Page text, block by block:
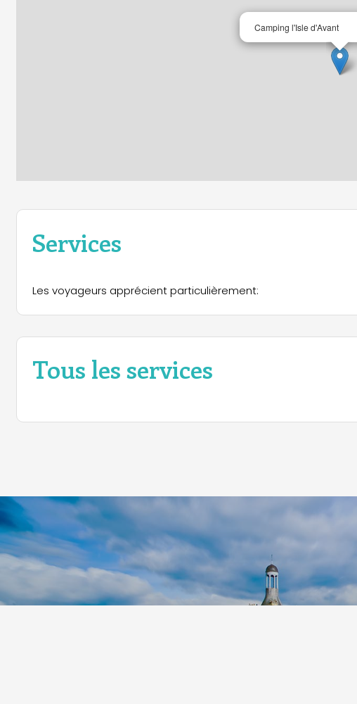
Camping l'Isle d'Avant
Services
Les voyageurs apprécient particulièrement:
Tous les services